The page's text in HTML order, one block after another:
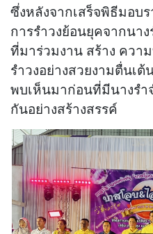
ซึ่งหลังจากเสร็จพิธีมอบ
การรำวงย้อนยุคจากน
ที่มาร่วมงาน สร้าง ควา
รำวงอย่างสวยงามตื่นเ
พบเห็นมาก่อนที่มีนางร
กันอย่างสร้างสรรค์